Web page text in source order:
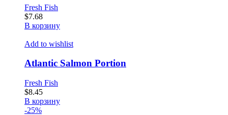
Fresh Fish
$7.68
В корзину
Add to wishlist
Atlantic Salmon Portion
Fresh Fish
$8.45
В корзину
-25%